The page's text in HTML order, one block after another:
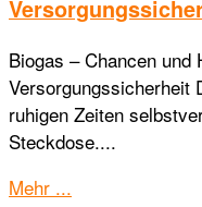
Biogas – Chancen und
Versorgungssicherheit
ruhigen Zeiten
Steckdose....
Mehr ...